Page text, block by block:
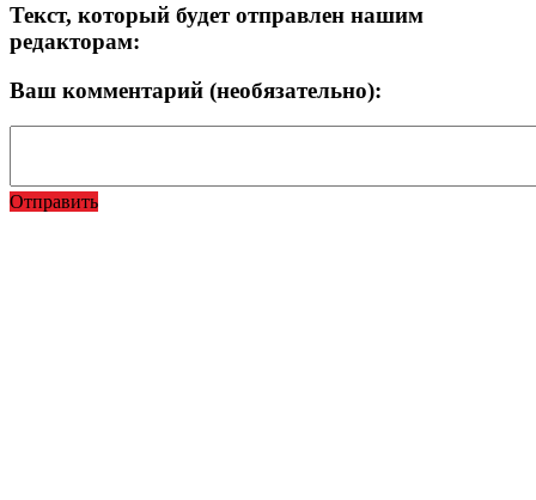
Текст, который будет отправлен нашим
редакторам:
Ваш комментарий (необязательно):
Отправить